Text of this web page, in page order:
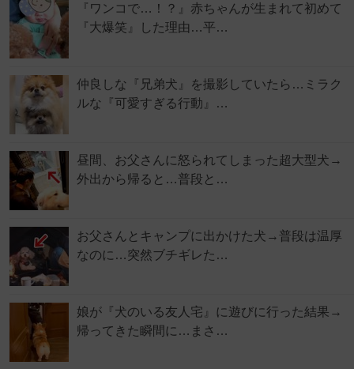
『ワンコで…！？』赤ちゃんが生まれて初めて
『大爆笑』した理由…平…
仲良しな『兄弟犬』を撮影していたら…ミラク
ルな『可愛すぎる行動』…
昼間、お父さんに怒られてしまった超大型犬→
外出から帰ると…普段と…
お父さんとキャンプに出かけた犬→普段は温厚
なのに…突然ブチギレた…
娘が『犬のいる友人宅』に遊びに行った結果→
帰ってきた瞬間に…まさ…